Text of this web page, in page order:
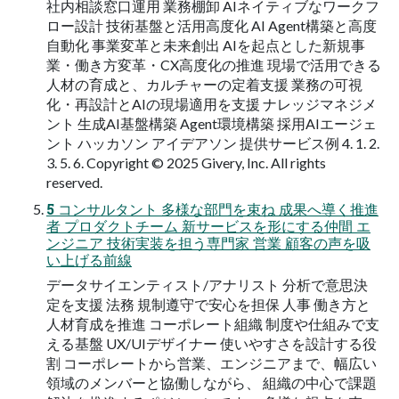
社内相談窓口運用 業務棚卸 AIネイティブなワークフ
ロー設計 技術基盤と活用高度化 AI Agent構築と高度
自動化 事業変革と未来創出 AIを起点とした新規事
業・働き方変革・CX高度化の推進 現場で活用できる
人材の育成と、カルチャーの定着支援 業務の可視
化・再設計とAIの現場適用を支援 ナレッジマネジメ
ント 生成AI基盤構築 Agent環境構築 採用AIエージェ
ント ハッカソン アイデアソン 提供サービス例 4. 1. 2.
3. 5. 6. Copyright © 2025 Givery, Inc. All rights
reserved.
5 コンサルタント 多様な部門を束ね 成果へ導く推進
者 プロダクトチーム 新サービスを形にする仲間 エ
ンジニア 技術実装を担う専門家 営業 顧客の声を吸
い上げる前線
データサイエンティスト/アナリスト 分析で意思決
定を支援 法務 規制遵守で安心を担保 人事 働き方と
人材育成を推進 コーポレート組織 制度や仕組みで支
える基盤 UX/UIデザイナー 使いやすさを設計する役
割 コーポレートから営業、エンジニアまで、幅広い
領域のメンバーと協働しながら、 組織の中心で課題